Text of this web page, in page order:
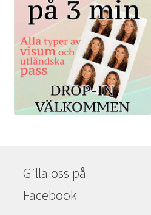
Gilla oss på
Facebook